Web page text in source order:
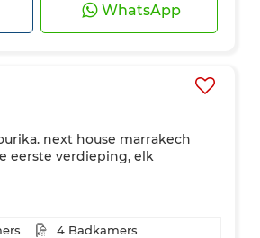
WhatsApp
next house marrakech
eerste verdieping, elk
4 Badkamers